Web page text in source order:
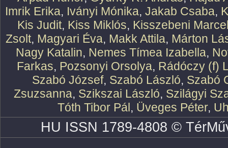
Imrik Erika, Iványi Mónika, Jakab Csaba,
Kis Judit, Kiss Miklós, Kisszebeni
Zsolt, Magyari Éva, Makk Attila, Márton
Nagy Katalin, Nemes Tímea Izabella,
Farkas, Pozsonyi Orsolya, Rádóczy (f)
Szabó József, Szabó László, Szabó
Zsuzsanna, Szikszai László, Szilágyi
Tóth Tibor Pál, Üveges Péter,
HU ISSN 1789-4808 ©